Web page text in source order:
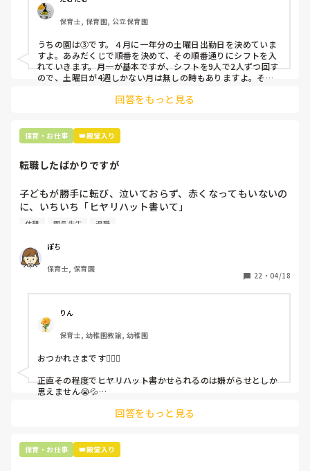
クアップしてもらう
③仮シフトが出た時、土曜出勤が難しければ自身で代わりの
人を交渉して見つけてもらう
上記のいずれかの対策を取り入れることを考えています。
保育士, 保育園, 公立保育園
うちの園は③です。４月に一年分の土曜日出勤日を決めていま
すよ。あみだくじで順番を決めて、その順番通りにシフトを入
れていきます。月一が基本ですが、シフトを9人で2人ずつ回す
ので、土曜日が4週しかない月は無しの時もありますよ。その
て貰い、主任に報告してます。
回答をもっと見る
保育・お仕事 👑殿堂入り
転職したばかりですが
子どもが勝手に転び、泣いておらず、赤くなってもいないの
に、いちいち「ヒヤリハット書いて」
と書かされ
（そう言う本人は書かない）
しかも、上司に↑この内容でも
ちゃんと考えて対策を練って書き込むようにと。
呼ばれて一緒に対策を考えさせられること多数
これだけで30〜40分拘束されて辛いです
皆さんの園はどうですか?
休憩 園長先生 退職
ぽち
保育士, 保育園
22 ・ 04/18
りん
保育士, 幼稚園教諭, 幼稚園
おつかれさまです🙇🏻‍♀️
正直その程度でヒヤリハット書かせられるのは嫌がらせとしか
思えません😭💦
回答をもっと見る
保育・お仕事 👑殿堂入り